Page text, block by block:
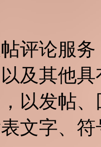
评论服
及其他
以发帖
文字、